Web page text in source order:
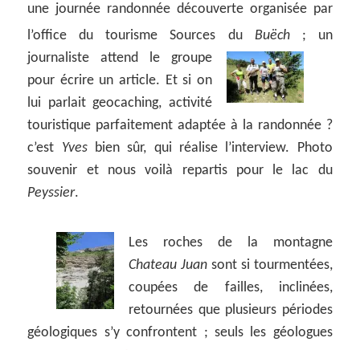
une journée randonnée découverte organisée par
l’office du tourisme Sources du Buëch; un
journaliste attend le groupe
pour écrire un article. Et si on
lui parlait geocaching, activité
touristique parfaitement adaptée à la randonnée ?
c’est Yvesbien sûr, qui réalise l’interview. Photo
souvenir et nous voilà repartis pour le lac du
Peyssier.
Les roches de la montagne
Chateau Juan sont si tourmentées,
coupées de failles, inclinées,
retournées que plusieurs périodes
géologiques s’y confrontent ; seuls les géologues